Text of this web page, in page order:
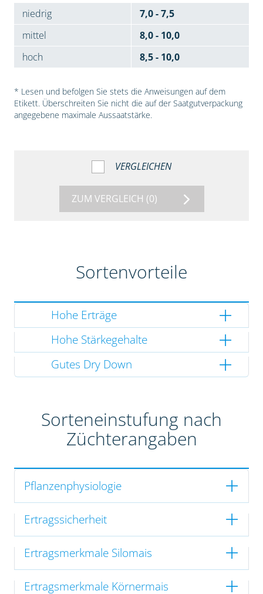
niedrig
7,0 - 7,5
mittel
8,0 - 10,0
hoch
8,5 - 10,0
* Lesen und befolgen Sie stets die Anweisungen auf dem
Etikett. Überschreiten Sie nicht die auf der Saatgutverpackung
angegebene maximale Aussaatstärke.
VERGLEICHEN
ZUM VERGLEICH (0)
Sortenvorteile
Hohe Erträge
Hohe Stärkegehalte
Gutes Dry Down
Sorteneinstufung nach
Züchterangaben
Pflanzenphysiologie
Ertragssicherheit
Ertragsmerkmale Silomais
Ertragsmerkmale Körnermais